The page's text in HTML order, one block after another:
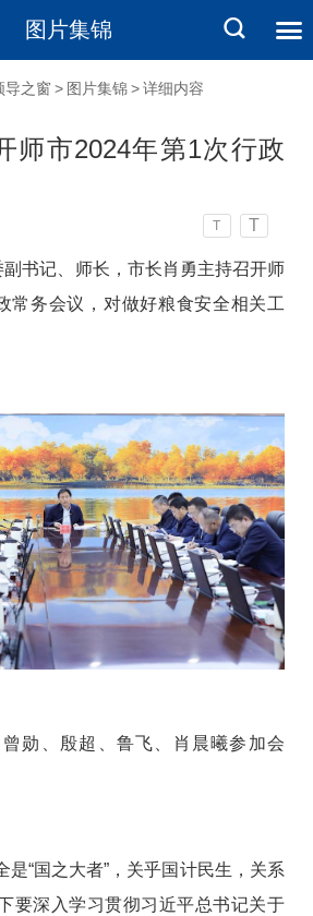
图片集锦
导之窗 > 图片集锦 > 详细内容
师市2024年第1次行政
T T
书记、师长，市长肖勇主持召开师
常务会议，对做好粮食安全相关工
勋、殷超、鲁飞、肖晨曦参加会
是“国之大者”，关乎国计民生，关系
要深入学习贯彻习近平总书记关于